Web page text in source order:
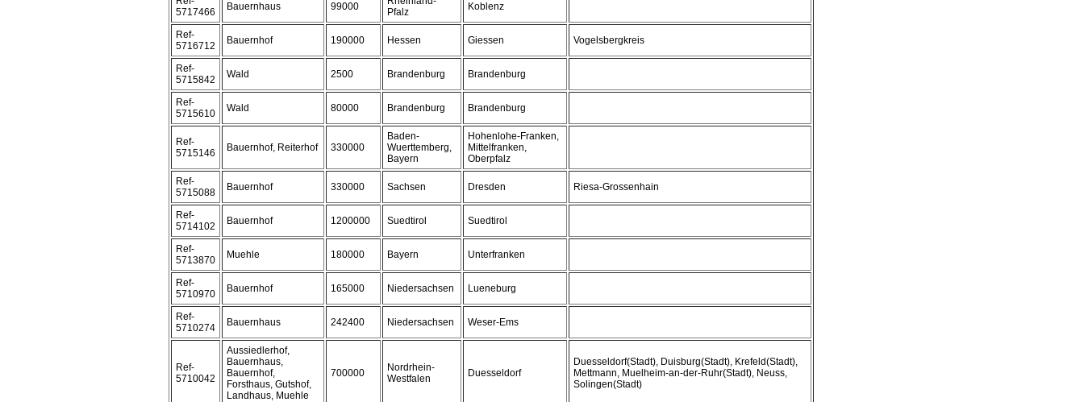
5717466
Bauernhaus 99000
Pfalz
Koblenz
Ref-
5716712
Bauernhof 190000 Hessen Giessen Vogelsbergkreis
Ref-
5715842
Wald 2500 Brandenburg Brandenburg
Ref-
5715610
Wald 80000 Brandenburg Brandenburg
Ref-
5715146
Bauernhof, Reiterhof 330000
Baden-
Wuerttemberg,
Bayern
Hohenlohe-Franken,
Mittelfranken,
Oberpfalz
Ref-
5715088
Bauernhof 330000 Sachsen Dresden Riesa-Grossenhain
Ref-
5714102
Bauernhof 1200000 Suedtirol Suedtirol
Ref-
5713870
Muehle 180000 Bayern Unterfranken
Ref-
5710970
Bauernhof 165000 Niedersachsen Lueneburg
Ref-
5710274
Bauernhaus 242400 Niedersachsen Weser-Ems
Ref-
5710042
Aussiedlerhof,
Bauernhaus,
Bauernhof,
Forsthaus, Gutshof,
Landhaus, Muehle
700000
Nordrhein-
Westfalen
Duesseldorf
Duesseldorf(Stadt), Duisburg(Stadt), Krefeld(Stadt),
Mettmann, Muelheim-an-der-Ruhr(Stadt), Neuss,
Solingen(Stadt)